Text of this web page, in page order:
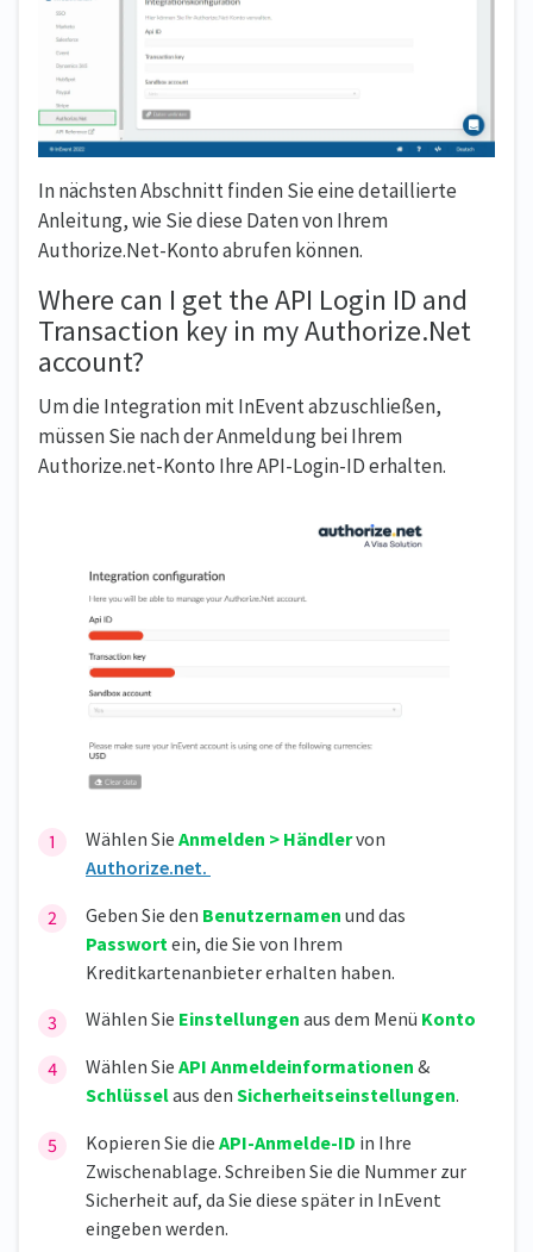
In nächsten Abschnitt finden Sie eine detaillierte
Anleitung, wie Sie diese Daten von Ihrem
Authorize.Net-Konto abrufen können.
Where can I get the API Login ID and
Transaction key in my Authorize.Net
account?
Um die Integration mit InEvent abzuschließen,
müssen Sie nach der Anmeldung bei Ihrem
Authorize.net-Konto Ihre API-Login-ID erhalten.
Wählen Sie Anmelden > Händlervon
Authorize.net.
Geben Sie den Benutzernamen und das
Passwort ein, die Sie von Ihrem
Kreditkartenanbieter erhalten haben.
Wählen Sie Einstellungen aus dem Menü Konto
Wählen Sie API Anmeldeinformationen &
Schlüsselaus den Sicherheitseinstellungen.
Kopieren Sie die API-Anmelde-ID in Ihre
Zwischenablage. Schreiben Sie die Nummer zur
Sicherheit auf, da Sie diese später in InEvent
eingeben werden.